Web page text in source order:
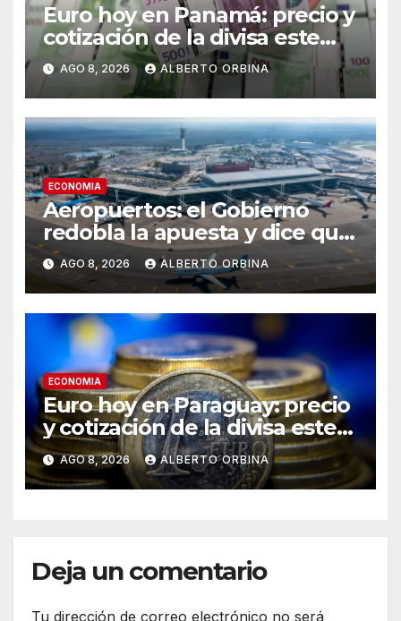
Euro hoy en Panamá: precio y
cotización de la divisa este
sábado 8 de agosto de 2026
AGO 8, 2026 ALBERTO ORBINA
ECONOMIA
Aeropuertos: el Gobierno
redobla la apuesta y dice que
la falta de inversiones puede
poner en riesgo la concesión
AGO 8, 2026 ALBERTO ORBINA
ECONOMIA
Euro hoy en Paraguay: precio
y cotización de la divisa este
sábado 8 de agosto de 2026
AGO 8, 2026 ALBERTO ORBINA
Deja un comentario
Tu dirección de correo electrónico no será